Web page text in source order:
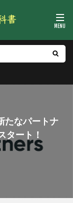
たなパートナ
タート！